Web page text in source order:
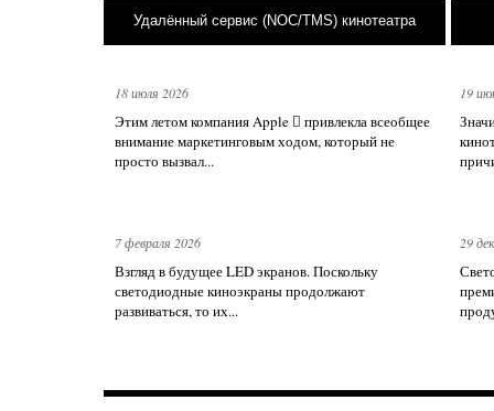
Удалённый сервис (NOC/TMS) кинотеатра
18 июля 2026
Этим летом компания Apple  привлекла всеобщее
внимание маркетинговым ходом, который не
просто вызвал...
19
7 февраля 2026
Взгляд в будущее LED экранов. Поскольку
светодиодные киноэкраны продолжают
развиваться, то их...
29